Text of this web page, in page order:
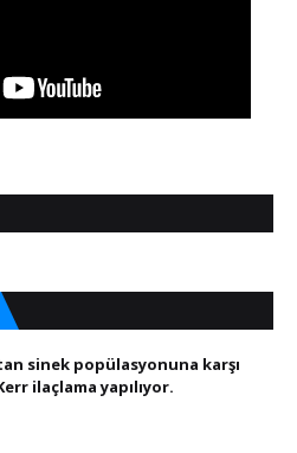
sinek popülasyonuna karşı
ilaçlama yapılıyor.